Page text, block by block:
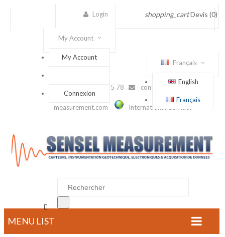
shopping_cart Devis (0)
Login
My Account
My Account
Connexion
Français
English
Français
(+33) 1 56 88 25 78 contact@sensel-
measurement.com International Contact

MENU LIST